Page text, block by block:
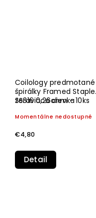
Coilology predmotané
špirálky Framed Staple
SS316 0,26ohm - 10ks
žeraviaca cievka
Momentálne nedostupné
€4,80
Detail